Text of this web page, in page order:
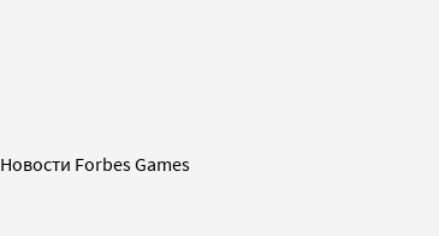
Новости Forbes Games